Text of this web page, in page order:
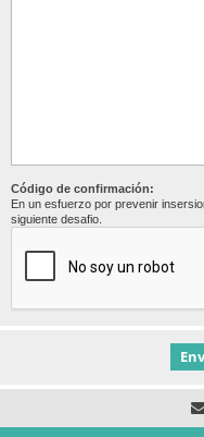
Código de confirmación:
En un esfuerzo por prevenir
siguiente desafio.